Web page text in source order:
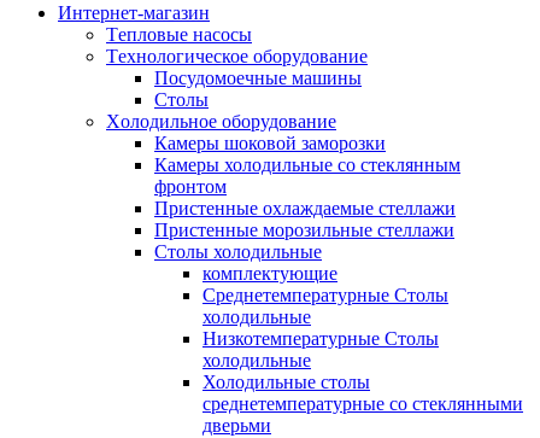
Интернет-магазин
Tепловые насосы
Tехнологическое оборудование
Посудомоечные машины
Столы
Xолодильное оборудование
Камеры шоковой заморозки
Камеры холодильные со стеклянным
фронтом
Пристенные охлаждаемые стеллажи
Пристенные морозильные стеллажи
Столы холодильные
комплектующие
Среднетемпературные Столы
холодильные
Низкотемпературные Столы
холодильные
Холодильные столы
среднетемпературные со стеклянными
дверьми